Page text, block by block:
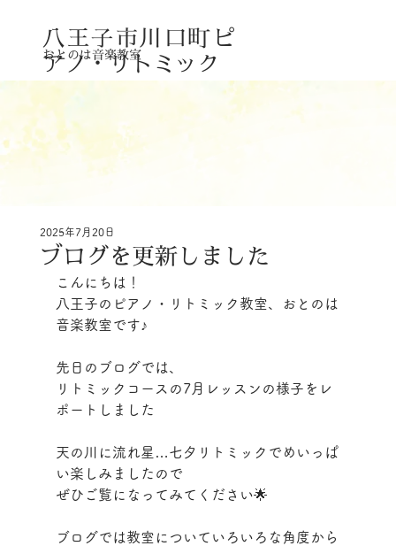
おとのは音楽教室
八王子市川口町 ピ
アノ・リトミック
ブログを更新しました
2025年7月20日
こんにちは！
八王子のピアノ・リトミック教室、おとのは
音楽教室です♪
先日のブログでは、
リトミックコースの7月レッスンの様子をレ
ポートしました
天の川に流れ星…七夕リトミックでめいっぱ
い楽しみましたので
ぜひご覧になってみてください🌟
ブログでは教室についていろいろな角度から